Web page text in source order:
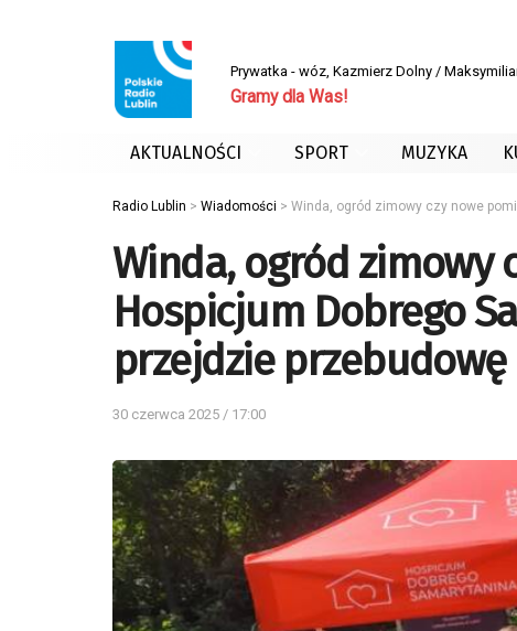
Prywatka - wóz, Kazmierz Dolny /
Gramy dla Was!
AKTUALNOŚCI SPORT MUZYKA
Radio Lublin > Wiadomości > Winda, ogród zimowy czy nowe
Winda, ogród zimowy
Hospicjum Dobrego
przejdzie przebudowę
30 czerwca 2025 / 17:00